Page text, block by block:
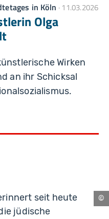
in Köln 11.03.2026
Olga
Wirken
an ihr Schicksal
seit heute
jüdische